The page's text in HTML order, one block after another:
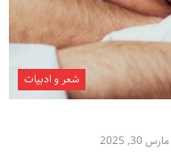
شعر و ادبیات
مارس 30, 2025